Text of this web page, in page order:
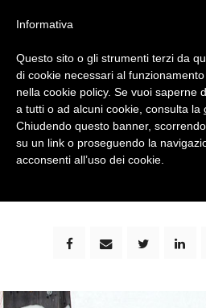
bimbi e viaggi - family travel
Informativa
Questo sito o gli strumenti terzi da
di cookie necessari al
nella cookie policy. Se vuoi saperne
a tutti o ad alcuni cookie, consulta la
Chiudendo questo banner,
su un link o proseguendo la
acconsenti all’uso dei cookie.